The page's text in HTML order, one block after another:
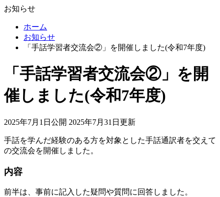
お知らせ
ホーム
お知らせ
「手話学習者交流会②」を開催しました(令和7年度)
「手話学習者交流会②」を開
催しました(令和7年度)
2025年7月1日公開 2025年7月31日更新
手話を学んだ経験のある方を対象とした手話通訳者を交えて
の交流会を開催しました。
内容
前半は、事前に記入した疑問や質問に回答しました。